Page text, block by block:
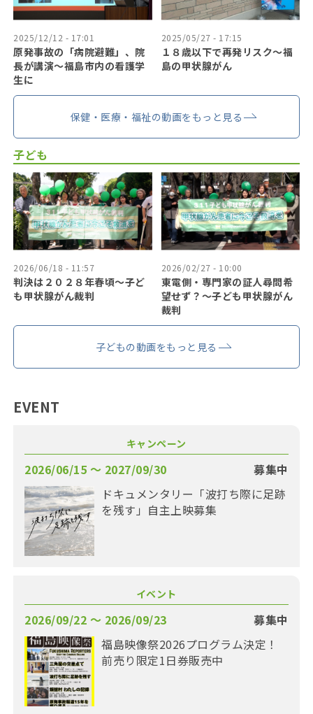
2025/12/12 - 17:01
原発事故の「病院避難」、院
長が講演～福島市内の看護学
生に
2025/05/27 - 17:15
１８歳以下で再発リスク〜福
島の甲状腺がん
保健・医療・福祉の動画をもっと見る
子ども
2026/06/18 - 11:57
判決は２０２８年春頃〜子ど
も甲状腺がん裁判
2026/02/27 - 10:00
東電側・専門家の証人尋問希
望せず？〜子ども甲状腺がん
裁判
子どもの動画をもっと見る
EVENT
キャンペーン
2026/06/15 〜 2027/09/30
募集中
ドキュメンタリー「波打ち際に足跡
を残す」自主上映募集
イベント
2026/09/22 〜 2026/09/23
募集中
福島映像祭2026プログラム決定！
前売り限定1日券販売中